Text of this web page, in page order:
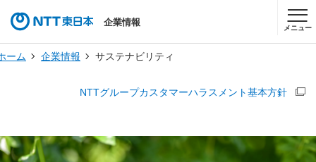
企業情報
メニュー
ーム 企業情報 サステナビリティ
NTTグループカスタマーハラスメント基本方針